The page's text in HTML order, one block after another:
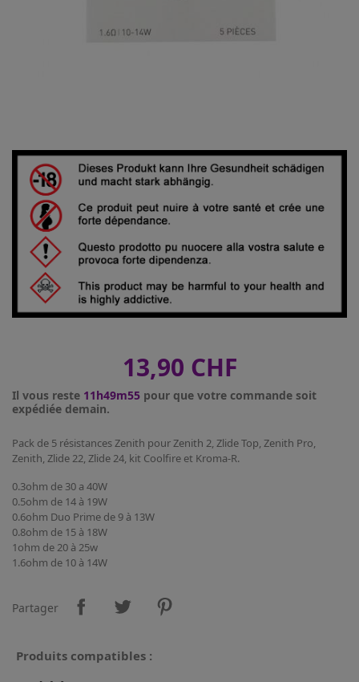
13,90 CHF
Il vous reste 11h49m55 pour que votre commande soit
expédiée demain.
Pack de 5 résistances Zenith pour Zenith 2, Zlide Top, Zenith Pro,
Zenith, Zlide 22, Zlide 24, kit Coolfire et Kroma-R.
0.3ohm de 30 a 40W
0.5ohm de 14 à 19W
0.6ohm Duo Prime de 9 à 13W
0.8ohm de 15 à 18W
1ohm de 20 à 25w
1.6ohm de 10 à 14W
Partager
Produits compatibles :